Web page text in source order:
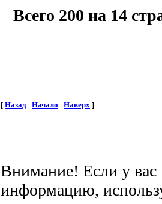
Всего 200 на 14
[ Назад | Начало | Наверх ]
Внимание! Если у
информацию,